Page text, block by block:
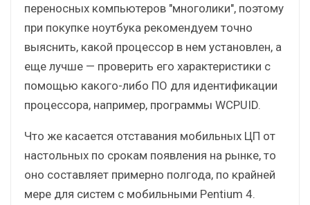
переносных компьютеров "многолики", поэтому
при покупке ноутбука рекомендуем точно
выяснить, какой процессор в нем установлен, а
еще лучше — проверить его характеристики с
помощью какого-либо ПО для идентификации
процессора, например, программы WCPUID.
Что же касается отставания мобильных ЦП от
настольных по срокам появления на рынке, то
оно составляет примерно полгода, по крайней
мере для систем с мобильными Pentium 4.